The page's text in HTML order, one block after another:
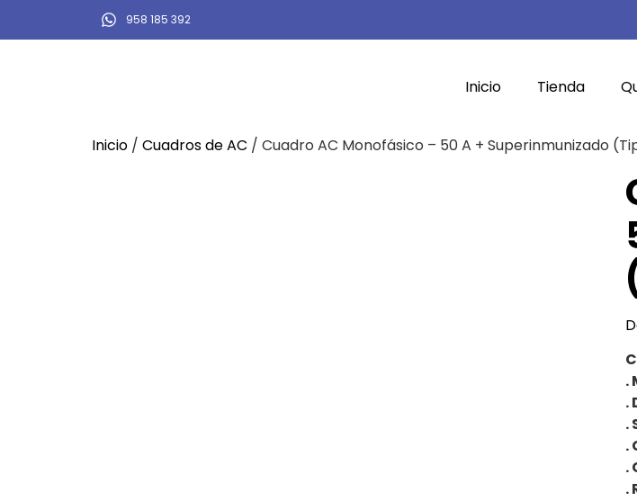
958 185 392
Inicio Tienda
Inicio / Cuadros de AC / Cuadro AC Monofásico – 50 A + Superinmunizado
.
.
.
.
.
.